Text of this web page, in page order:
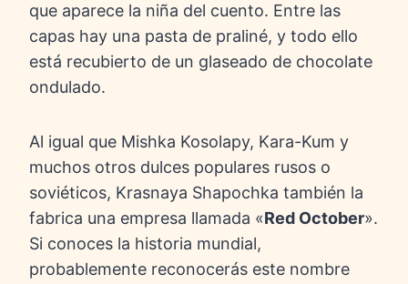
que aparece la niña del cuento. Entre las
capas hay una pasta de praliné, y todo ello
está recubierto de un glaseado de chocolate
ondulado.
Al igual que Mishka Kosolapy, Kara-Kum y
muchos otros dulces populares rusos o
soviéticos, Krasnaya Shapochka también la
fabrica una empresa llamada «Red October».
Si conoces la historia mundial,
probablemente reconocerás este nombre